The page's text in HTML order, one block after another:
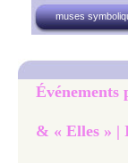
muses
Événements
& « Elles » |